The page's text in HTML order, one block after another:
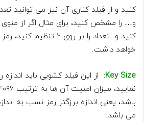
کنید و از فیلد کناری آن نیز می توانید
خواهد داشت.
Key Size:
از این فیلد کشویی باید اندازه
باشد، یعنی اندازه برزگتر رمز نسب به
می باشد.